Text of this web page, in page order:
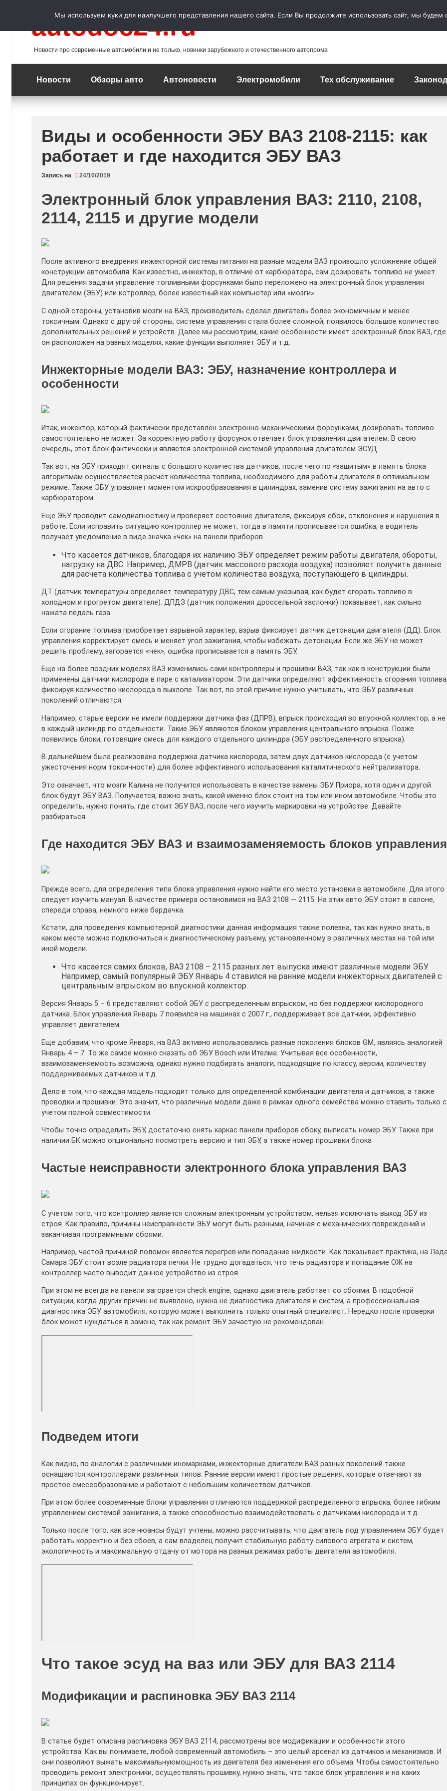
autodoc24.ru
Новости про современные автомобили и не только, новинки зарубежного и отечественного автопрома
Новости Обзоры авто Автоновости Электромобили Тех обслуживание
Виды и особенности ЭБУ ВАЗ 2108-2115: как
работает и где находится ЭБУ ВАЗ
Запись на 24/10/2019
Электронный блок управления ВАЗ: 2110, 2108,
2114, 2115 и другие модели
После активного внедрения инжекторной системы питания на разные модели ВАЗ произошло усложнение общей
конструкции автомобиля. Как известно, инжектор, в отличие от карбюратора, сам дозировать топливо не умеет.
Для решения задачи управление топливными форсунками было переложено на электронный блок управления
двигателем (ЭБУ) или котроллер, более известный как компьютер или «мозги».
С одной стороны, установив мозги на ВАЗ, производитель сделал двигатель более экономичным и менее
токсичным. Однако с другой стороны, система управления стала более сложной, появилось большое количество
дополнительных решений и устройств. Далее мы рассмотрим, какие особенности имеет электронный блок ВАЗ, где
он расположен на разных моделях, какие функции выполняет ЭБУ и т.д.
Инжекторные модели ВАЗ: ЭБУ, назначение контроллера и
особенности
Итак, инжектор, который фактически представлен электронно-механическими форсунками, дозировать топливо
самостоятельно не может. За корректную работу форсунок отвечает блок управления двигателем. В свою
очередь, этот блок фактически и является электронной системой управления двигателем ЭСУД.
Так вот, на ЭБУ приходят сигналы с большого количества датчиков, после чего по «зашитым» в память блока
алгоритмам осуществляется расчет количества топлива, необходимого для работы двигателя в оптимальном
режиме. Также ЭБУ управляет моментом искрообразования в цилиндрах, заменив систему зажигания на авто с
карбюратором.
Еще ЭБУ проводит самодиагностику и проверяет состояние двигателя, фиксируя сбои, отклонения и нарушения в
работе. Если исправить ситуацию контроллер не может, тогда в памяти прописывается ошибка, а водитель
получает уведомление в виде значка «чек» на панели приборов.
Что касается датчиков, благодаря их наличию ЭБУ определяет режим работы двигателя, обороты,
нагрузку на ДВС. Например, ДМРВ (датчик массового расхода воздуха) позволяет получить данные
для расчета количества топлива с учетом количества воздуха, поступающего в цилиндры.
ДТ (датчик температуры определяет температуру ДВС, тем самым указывая, как будет сгорать топливо в
холодном и прогретом двигателе). ДПДЗ (датчик положения дроссельной заслонки) показывает, как сильно
нажата педаль газа.
Если сгорание топлива приобретает взрывной характер, взрыв фиксирует датчик детонации двигателя (ДД). Блок
управления корректирует смесь и меняет угол зажигания, чтобы избежать детонации. Если же ЭБУ не может
решить проблему, загорается «чек», ошибка прописывается в память ЭБУ.
Еще на более поздних моделях ВАЗ изменились сами контроллеры и прошивки ВАЗ, так как в конструкции были
применены датчики кислорода в паре с катализатором. Эти датчики определяют эффективность сгорания
фиксируя количество кислорода в выхлопе. Так вот, по этой причине нужно учитывать, что ЭБУ различных
поколений отличаются.
Например, старые версии не имели поддержки датчика фаз (ДПРВ), впрыск происходил во впускной коллектор, а не
в каждый цилиндр по отдельности. Такие ЭБУ являются блоком управления центрального впрыска. Позже
появились блоки, готовящие смесь для каждого отдельного цилиндра (ЭБУ распределенного впрыска).
В дальнейшем была реализована поддержка датчика кислорода, затем двух датчиков кислорода (с учетом
ужесточения норм токсичности) для более эффективного использования каталитического нейтрализатора.
Это означает, что мозги Калина не получится использовать в качестве замены ЭБУ Приора, хотя один и другой
блок будут ЭБУ ВАЗ. Получается, важно знать, какой именно блок стоит на том или ином автомобиле. Чтобы это
определить, нужно понять, где стоит ЭБУ ВАЗ, после чего изучить маркировки на устройстве. Давайте
разбираться.
Где находится ЭБУ ВАЗ и взаимозаменяемость блоков управления
Прежде всего, для определения типа блока управления нужно найти его место установки в автомобиле. Для этого
следует изучить мануал. В качестве примера остановимся на ВАЗ 2108 — 2115. На этих авто ЭБУ стоит в салоне,
спереди справа, немного ниже бардачка.
Кстати, для проведения компьютерной диагностики данная информация также полезна, так как нужно знать, в
каком месте можно подключиться к диагностическому разъему, установленному в различных местах на той или
иной модели.
Что касается самих блоков, ВАЗ 2108 – 2115 разных лет выпуска имеют различные модели ЭБУ.
Например, самый популярный ЭБУ Январь 4 ставился на ранние модели инжекторных двигателей с
центральным впрыском во впускной коллектор.
Версия Январь 5 – 6 представляют собой ЭБУ с распределенным впрыском, но без поддержки кислородного
датчика. Блок управления Январь 7 появился на машинах с 2007 г., поддерживает все датчики, эффективно
управляет двигателем.
Еще добавим, что кроме Января, на ВАЗ активно использовались разные поколения блоков GM, являясь аналогией
Январь 4 – 7. То же самое можно сказать об ЭБУ Bosch или Ителма. Учитывая все особенности,
взаимозаменяемость возможна, однако нужно подбирать аналоги, подходящие по классу, версии, количеству
поддерживаемых датчиков и т.д.
Дело в том, что каждая модель подходит только для определенной комбинации двигателя и датчиков, а также
проводки и прошивки. Это значит, что различные модели даже в рамках одного семейства можно ставить только с
учетом полной совместимости.
Чтобы точно определить ЭБУ, достаточно снять каркас панели приборов сбоку, выписать номер ЭБУ. Также при
наличии БК можно опционально посмотреть версию и тип ЭБУ, а также номер прошивки блока
Частые неисправности электронного блока управления ВАЗ
С учетом того, что контроллер является сложным электронным устройством, нельзя исключать выход ЭБУ из
строя. Как правило, причины неисправности ЭБУ могут быть разными, начиная с механических повреждений и
заканчивая программными сбоями.
Например, частой причиной поломок является перегрев или попадание жидкости. Как показывает практика, на
Самара ЭБУ стоит возле радиатора печки. Не трудно догадаться, что течь радиатора и попадание ОЖ на
контроллер часто выводит данное устройство из строя.
При этом не всегда на панели загорается check engine, однако двигатель работает со сбоями. В подобной
ситуации, когда других причин не выявлено, нужна не диагностика двигателя и систем, а профессиональная
диагностика ЭБУ автомобиля, которую может выполнить только опытный специалист. Нередко после проверки
блок может нуждаться в замене, так как ремонт ЭБУ зачастую не рекомендован.
Подведем итоги
Как видно, по аналогии с различными иномарками, инжекторные двигатели ВАЗ разных поколений также
оснащаются контроллерами различных типов. Ранние версии имеют простые решения, которые отвечают за
простое смесеобразование и работают с небольшим количеством датчиков.
При этом более современные блоки управления отличаются поддержкой распределенного впрыска, более гибким
управлением системой зажигания, а также способностью взаимодействовать с датчиками кислорода и т.д.
Только после того, как все нюансы будут учтены, можно рассчитывать, что двигатель под управлением ЭБУ будет
работать корректно и без сбоев, а сам владелец получит стабильную работу силового агрегата и систем,
экологичность и максимальную отдачу от мотора на разных режимах работы двигателя автомобиля.
Что такое эсуд на ваз или ЭБУ для ВАЗ 2114
Модификации и распиновка ЭБУ ВАЗ 2114
В статье будет описана распиновка ЭБУ ВАЗ 2114, рассмотрены все модификации и особенности этого
устройства. Как вы понимаете, любой современный автомобиль – это целый арсенал из датчиков и механизмов. И
они позволяют выжать максимальнуюмощность из двигателя без изменения его объема. Чтобы самостоятельно
проводить ремонт электроники, осуществлять прошивку, нужно знать, что такое блок управления и на каких
принципах он функционирует.
Мы используем куки для наилучшего представления нашего сайта. Если Вы продолжите использовать сайт, мы будем